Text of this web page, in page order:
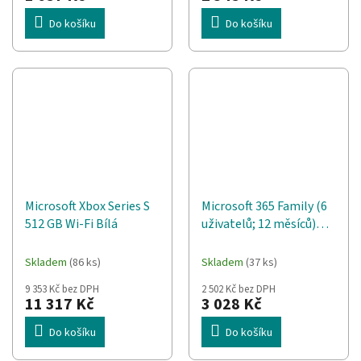
Android, PC, Xbox One,
Xbox Series S, Xbox
Series X, iOS
Do košíku Do košíku
Microsoft Xbox Series S
512 GB Wi-Fi Bílá
Skladem (86 ks)
9 353 Kč bez DPH
11 317 Kč
Do košíku
Microsoft 365 Family (6
uživatelů; 12 měsíců)
Skladem (37 ks)
2 502 Kč bez DPH
3 028 Kč
Do košíku